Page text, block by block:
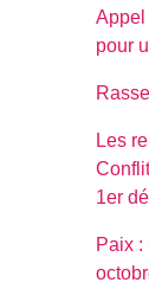
Appel
pour
Les
1er
Paix :